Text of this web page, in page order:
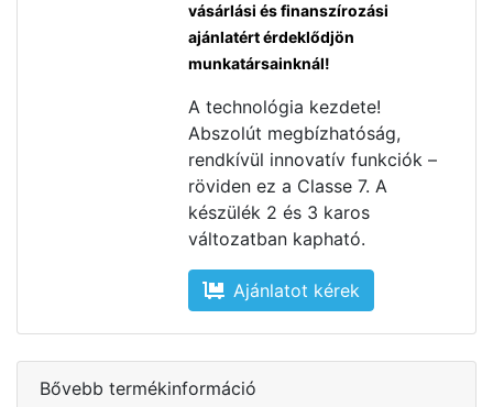
vásárlási és finanszírozási
ajánlatért érdeklődjön
munkatársainknál!
A technológia kezdete!
Abszolút megbízhatóság,
rendkívül innovatív funkciók –
röviden ez a Classe 7. A
készülék 2 és 3 karos
változatban kapható.
Ajánlatot kérek
Bővebb termékinformáció